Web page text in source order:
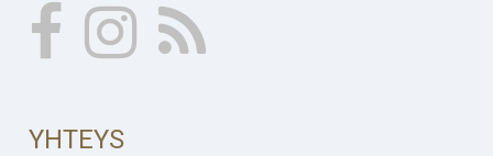
YHTEYS